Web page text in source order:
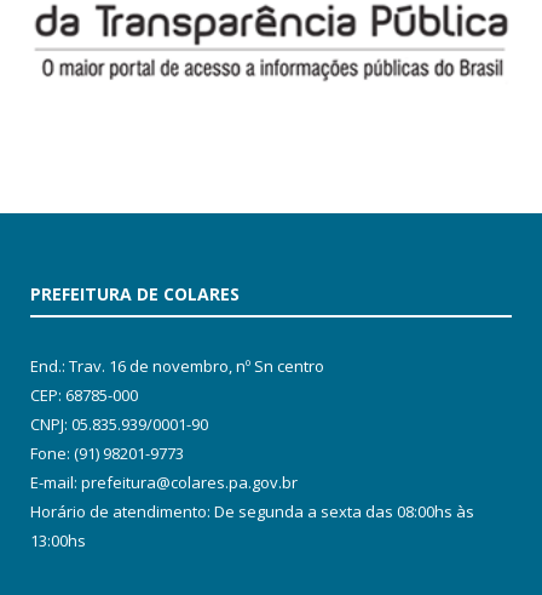
PREFEITURA DE COLARES
End.: Trav. 16 de novembro, nº Sn centro
CEP: 68785-000
CNPJ: 05.835.939/0001-90
Fone: (91) 98201-9773
E-mail: prefeitura@colares.pa.gov.br
Horário de atendimento: De segunda a sexta das 08:00hs às
13:00hs